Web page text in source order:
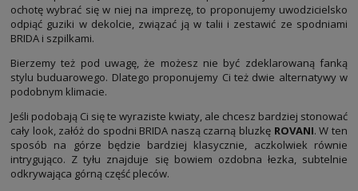
ochotę wybrać się w niej na imprezę, to proponujemy uwodzicielsko
odpiąć guziki w dekolcie, związać ją w talii i zestawić ze spodniami
BRIDA i szpilkami.
Bierzemy też pod uwagę, że możesz nie być zdeklarowaną fanką
stylu buduarowego. Dlatego proponujemy Ci też dwie alternatywy w
podobnym klimacie.
Jeśli podobają Ci się te wyraziste kwiaty, ale chcesz bardziej stonować
cały look, załóż do spodni BRIDA naszą czarną bluzkę ROVANI. W ten
sposób na górze będzie bardziej klasycznie, aczkolwiek równie
intrygująco. Z tyłu znajduje się bowiem ozdobna łezka, subtelnie
odkrywająca górną część pleców.